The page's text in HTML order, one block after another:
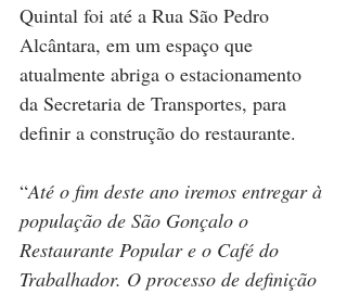
Quintal foi até a Rua São Pedro
Alcântara, em um espaço que
atualmente abriga o estacionamento
da Secretaria de Transportes, para
definir a construção do restaurante.
“Até o fim deste ano iremos entregar à
população de São Gonçalo o
Restaurante Popular e o Café do
Trabalhador. O processo de definição